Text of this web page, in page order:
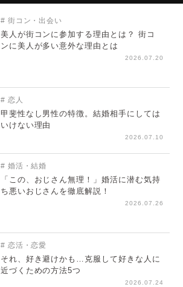
街コン・出会い
美人が街コンに参加する理由とは？ 街コ
ンに美人が多い意外な理由とは
2026.07.20
恋人
甲斐性なし男性の特徴。結婚相手にしては
いけない理由
2026.07.10
婚活・結婚
「この、おじさん無理！」婚活に潜む気持
ち悪いおじさんを徹底解説！
2026.07.26
恋活・恋愛
それ、好き避けかも…克服して好きな人に
近づくための方法5つ
2026.07.24